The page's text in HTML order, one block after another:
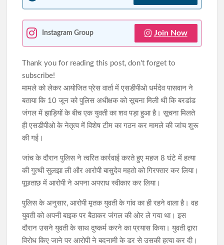
Instagram Group Join Now
Thank you for reading this post, don't forget to
subscribe!
मामले को लेकर आयोजित प्रेस वार्ता में एसडीपीओ धर्मदेव पासवान ने
बताया कि 10 जून को पुलिस अधीक्षक को सूचना मिली थी कि बरडांड
जंगल में झाड़ियों के बीच एक युवती का शव पड़ा हुआ है। सूचना मिलते
ही एसडीपीओ के नेतृत्व में विशेष टीम का गठन कर मामले की जांच शुरू
की गई।
जांच के दौरान पुलिस ने त्वरित कार्रवाई करते हुए महज 8 घंटे में हत्या
की गुत्थी सुलझा ली और आरोपी बासुदेव महतो को गिरफ्तार कर लिया।
पूछताछ में आरोपी ने अपना अपराध स्वीकार कर लिया।
पुलिस के अनुसार, आरोपी मृतक युवती के गांव का ही रहने वाला है। वह
युवती को अपनी बाइक पर बैठाकर जंगल की ओर ले गया था। इस
दौरान उसने युवती के साथ दुष्कर्म करने का प्रयास किया। युवती द्वारा
विरोध किए जाने पर आरोपी ने बदनामी के डर से उसकी हत्या कर दी।